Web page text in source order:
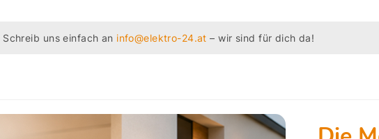
Schreib uns einfach an info@elektro-24.at – wir sind für dich da!